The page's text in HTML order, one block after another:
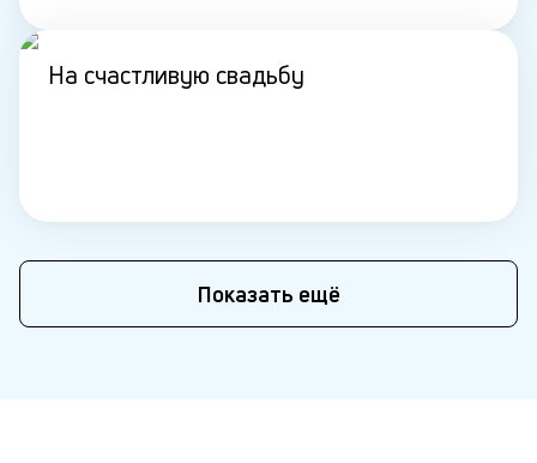
На счастливую свадьбу
Показать ещё